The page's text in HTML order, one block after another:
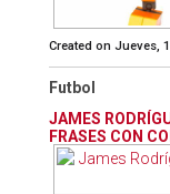
Created on Jueves,
Futbol
JAMES
FRASES CON